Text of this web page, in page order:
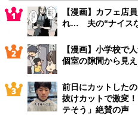
【漫画】カフェ店
れ… 夫の“ナイスな
【漫画】小学校で
個室の隙間から見
前日にカットした
抜けカットで激変
テそう」絶賛の声